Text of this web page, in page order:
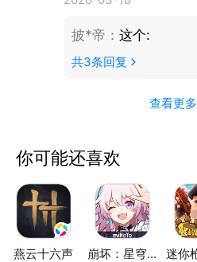
披*帝 ： 这个:
共3条回复
查看更多
你可能还喜欢
燕云十六声 崩坏：星穹铁道